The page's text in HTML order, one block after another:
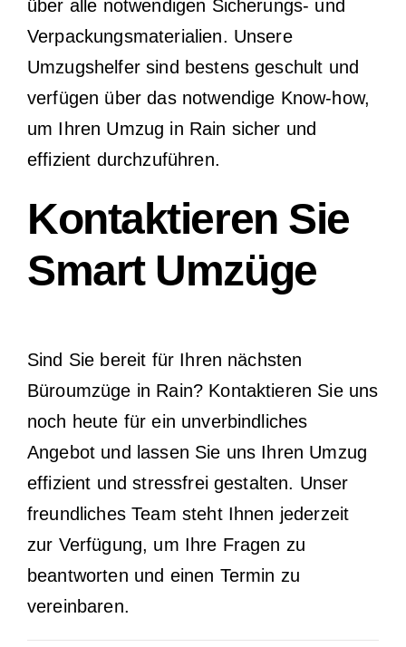
über alle notwendigen Sicherungs- und
Verpackungsmaterialien. Unsere
Umzugshelfer sind bestens geschult und
verfügen über das notwendige Know-how,
um Ihren Umzug in Rain sicher und
effizient durchzuführen.
Kontaktieren Sie
Smart Umzüge
Sind Sie bereit für Ihren nächsten
Büroumzüge in Rain? Kontaktieren Sie uns
noch heute für ein unverbindliches
Angebot und lassen Sie uns Ihren Umzug
effizient und stressfrei gestalten. Unser
freundliches Team steht Ihnen jederzeit
zur Verfügung, um Ihre Fragen zu
beantworten und einen Termin zu
vereinbaren.